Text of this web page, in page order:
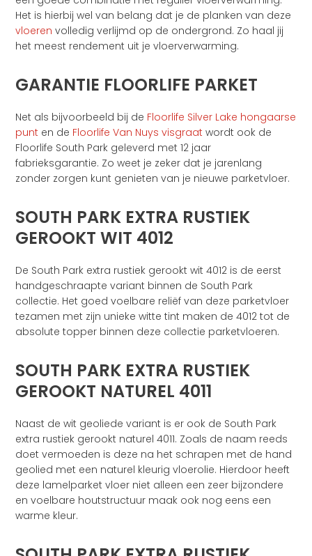
Het is hierbij wel van belang dat je de planken van deze
vloeren volledig verlijmd op de ondergrond. Zo haal jij
het meest rendement uit je vloerverwarming.
GARANTIE FLOORLIFE PARKET
Net als bijvoorbeeld bij de Floorlife Silver Lake hongaarse
punt en de Floorlife Van Nuys visgraat wordt ook de
Floorlife South Park geleverd met 12 jaar
fabrieksgarantie. Zo weet je zeker dat je jarenlang
zonder zorgen kunt genieten van je nieuwe parketvloer.
SOUTH PARK EXTRA RUSTIEK
GEROOKT WIT 4012
De South Park extra rustiek gerookt wit 4012 is de eerst
handgeschraapte variant binnen de South Park
collectie. Het goed voelbare reliëf van deze parketvloer
tezamen met zijn unieke witte tint maken de 4012 tot de
absolute topper binnen deze collectie parketvloeren.
SOUTH PARK EXTRA RUSTIEK
GEROOKT NATUREL 4011
Naast de wit geoliede variant is er ook de South Park
extra rustiek gerookt naturel 4011. Zoals de naam reeds
doet vermoeden is deze na het schrapen met de hand
geolied met een naturel kleurig vloerolie. Hierdoor heeft
deze lamelparket vloer niet alleen een zeer bijzondere
en voelbare houtstructuur maak ook nog eens een
warme kleur.